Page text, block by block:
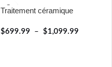
Traitement céramique
$699.99 – $1,099.99